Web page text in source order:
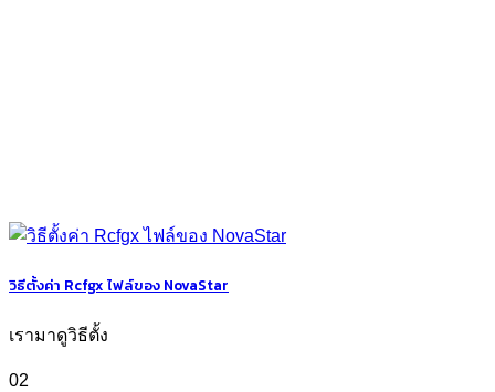
วิธีตั้งค่า Rcfgx ไฟล์ของ NovaStar
เรามาดูวิธีตั้ง
02